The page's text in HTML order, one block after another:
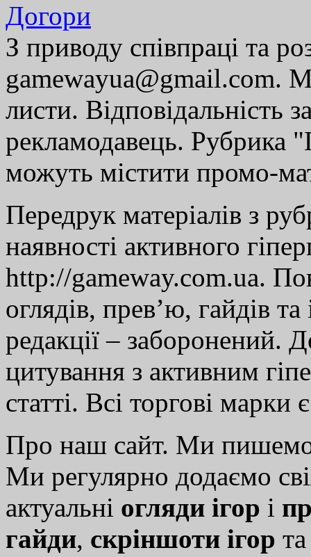
Догори
З приводу співпраці та
gamewayua@gmail.com.
листи. Відповідальність
рекламодавець. Рубрика
можуть містити промо-
Передрук матеріалів з
наявності активного
http://gameway.com.ua.
оглядів, прев’ю, гайдів
редакції – заборонений.
цитування з активним
статті. Всі торгові марки
Про наш сайт. Ми
Ми регулярно додаємо
актуальні огляди ігор і
гайди, скріншоти ігор